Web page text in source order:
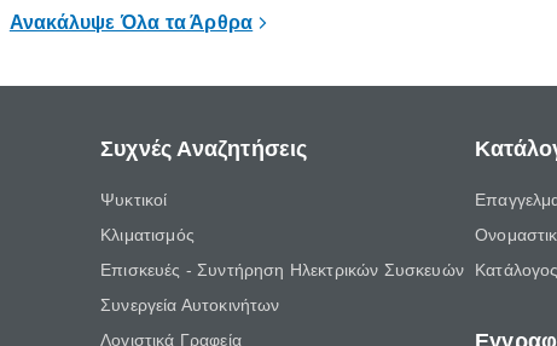
Ανακάλυψε Όλα τα Άρθρα
Συχνές Αναζητήσεις
Ψυκτικοί
Κλιματισμός
Επισκευές - Συντήρηση Ηλεκτρικών Συσκευών
Συνεργεία Αυτοκινήτων
Λογιστικά Γραφεία